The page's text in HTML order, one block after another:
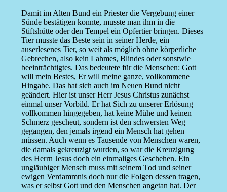
Damit im Alten Bund ein Priester die Vergebung einer
Sünde bestätigen konnte, musste man ihm in die
Stiftshütte oder den Tempel ein Opfertier bringen. Dieses
Tier musste das Beste sein in seiner Herde, ein
auserlesenes Tier, so weit als möglich ohne körperliche
Gebrechen, also kein Lahmes, Blindes oder sonstwie
beeinträchtigtes. Das bedeutete für die Menschen: Gott
will mein Bestes, Er will meine ganze, vollkommene
Hingabe. Das hat sich auch im Neuen Bund nicht
geändert. Hier ist unser Herr Jesus Christus zunächst
einmal unser Vorbild. Er hat Sich zu unserer Erlösung
vollkommen hingegeben, hat keine Mühe und keinen
Schmerz gescheut, sondern ist den schwersten Weg
gegangen, den jemals irgend ein Mensch hat gehen
müssen. Auch wenn es Tausende von Menschen waren,
die damals gekreuzigt wurden, so war die Kreuzigung
des Herrn Jesus doch ein einmaliges Geschehen. Ein
ungläubiger Mensch muss mit seinem Tod und seiner
ewigen Verdammnis doch nur die Folgen dessen tragen,
was er selbst Gott und den Menschen angetan hat. Der